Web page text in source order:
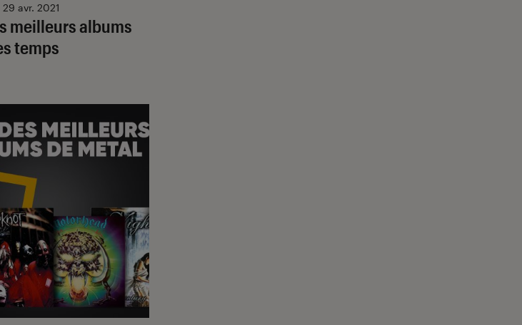
meilleurs albums
temps
29 avr. 2021